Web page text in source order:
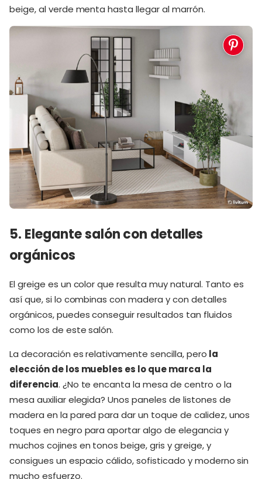
beige, al verde menta hasta llegar al marrón.
5. Elegante salón con detalles
orgánicos
El greige es un color que resulta muy natural. Tanto es
así que, si lo combinas con madera y con detalles
orgánicos, puedes conseguir resultados tan fluidos
como los de este salón.
La decoración es relativamente sencilla, pero la
elección de los muebles es lo que marca la
diferencia. ¿No te encanta la mesa de centro o la
mesa auxiliar elegida? Unos paneles de listones de
madera en la pared para dar un toque de calidez, unos
toques en negro para aportar algo de elegancia y
muchos cojines en tonos beige, gris y greige, y
consigues un espacio cálido, sofisticado y moderno sin
mucho esfuerzo.